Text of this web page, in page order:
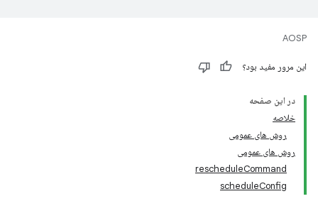
AOSP
این مرور مفید بود؟
در این صفحه
خلاصه
روش های عمومی
روش های عمومی
rescheduleCommand
scheduleConfig